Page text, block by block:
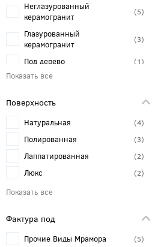
Неглазурованный
керамогранит
5
Глазурованный
керамогранит
3
Под дерево 1
Поверхность
Натуральная 4
Полированная 3
Лаппатированная 2
Люкс 2
Фактура под
Прочие Виды Мрамора 5